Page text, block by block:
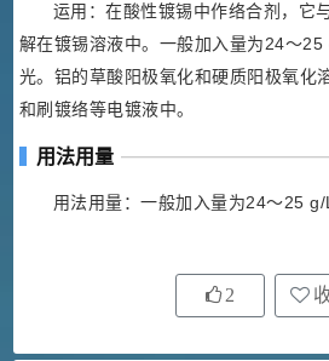
运用：在酸性镀锡中作络合剂，它
解在镀锡溶液中。一般加入量为24～
光。铝的草酸阳极氧化和硬质阳极氧化
和刷镀络等电镀液中。
用法用量
用法用量：一般加入量为24～25 g/
2